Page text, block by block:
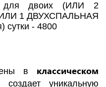
для двоих (ИЛИ 2
1 ДВУХСПАЛЬНАЯ
сутки - 4800
в классическом
уникальную